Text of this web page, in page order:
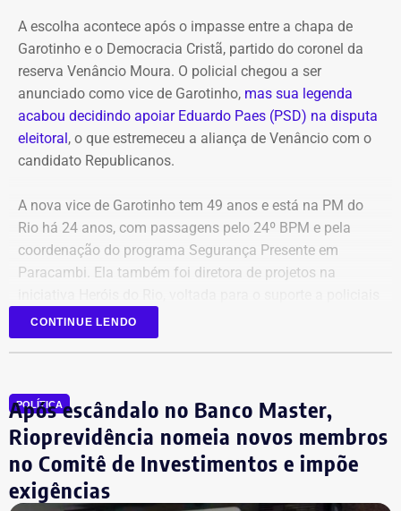
A escolha acontece após o impasse entre a chapa de
Garotinho e o Democracia Cristã, partido do coronel da
reserva Venâncio Moura. O policial chegou a ser
anunciado como vice de Garotinho, mas sua legenda
acabou decidindo apoiar Eduardo Paes (PSD) na disputa
eleitoral, o que estremeceu a aliança de Venâncio com o
candidato Republicanos.
A nova vice de Garotinho tem 49 anos e está na PM do
Rio há 24 anos, com passagens pelo 24º BPM e pela
coordenação do programa Segurança Presente em
Paracambi. Ela também foi diretora de projetos na
feridos e a familiares de agentes falecidos.
própria do ex-governador Wilson Witzel, mas o político
desistiu da disputa para apoiar a campanha de Anthony
Garotinho.
Com informações de Lauro Jardim, do jornal “O Globo”.
CONTINUE LENDO
POLÍTICA
Após escândalo no Banco Master,
Rioprevidência nomeia novos membros
no Comitê de Investimentos e impõe
exigências